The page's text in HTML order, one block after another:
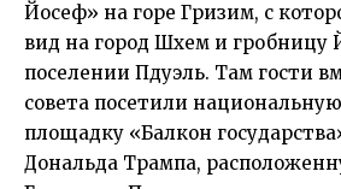
Йосеф» на горе Гризим, с
вид на город Шхем и гробницу
поселении Пдуэль. Там гости
совета посетили
площадку «Балкон
Дональда Трампа,